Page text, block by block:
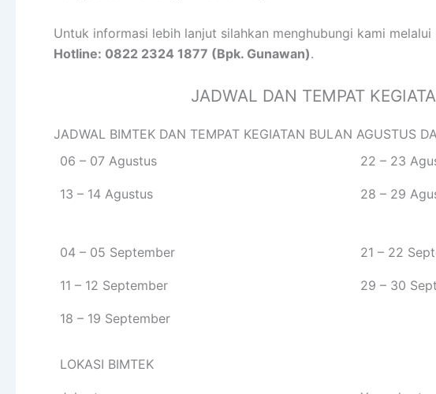
Untuk informasi lebih lanjut silahkan menghubungi kami melalui
Hotline: 0822 2324 1877 (Bpk. Gunawan).
JADWAL DAN TEMPAT
JADWAL BIMTEK DAN TEMPAT KEGIATAN BULAN AGUSTUS
06 – 07 Agustus
22 – 23
13 – 14 Agustus 28 – 29
04 – 05 September 21 – 22
11 – 12 September 29 – 30
18 – 19 September
LOKASI BIMTEK